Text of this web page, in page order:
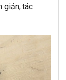
giản, tác